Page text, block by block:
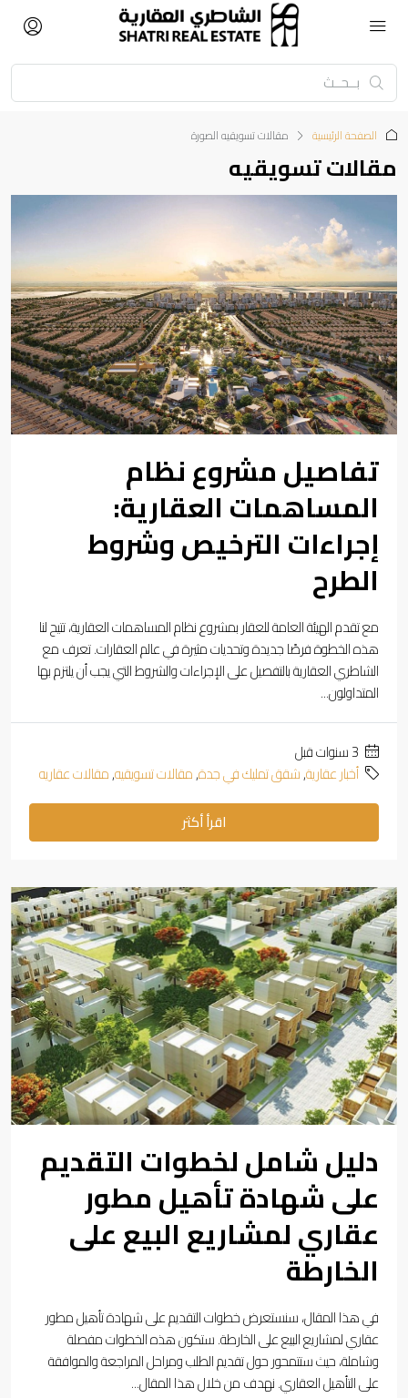
الصفحة الرئيسية ‏مقالات تسويقيه الصورة
مقالات تسويقيه
تفاصيل مشروع نظام
المساهمات العقارية:
إجراءات الترخيص وشروط
الطرح
مع تقدم الهيئة العامة للعقار بمشروع نظام المساهمات العقارية، تتيح لنا
هذه الخطوة فرصًا جديدة وتحديات مثيرة في عالم العقارات. تعرف مع
الشاطري العقارية بالتفصيل على الإجراءات والشروط التي يجب أن يلتزم بها
المتداولون...
أخبار عقارية,شقق تمليك في جدة,مقالات تسويقيه,مقالات عقاريه
اقرأ أكثر
دليل شامل لخطوات التقديم
على شهادة تأهيل مطور
عقاري لمشاريع البيع على
الخارطة
في هذا المقال، سنستعرض خطوات التقديم على شهادة تأهيل مطور
عقاري لمشاريع البيع على الخارطة. ستكون هذه الخطوات مفصلة
وشاملة، حيث ستتمحور حول تقديم الطلب ومراحل المراجعة والموافقة
على التأهيل العقاري. نهدف من خلال هذا المقال...